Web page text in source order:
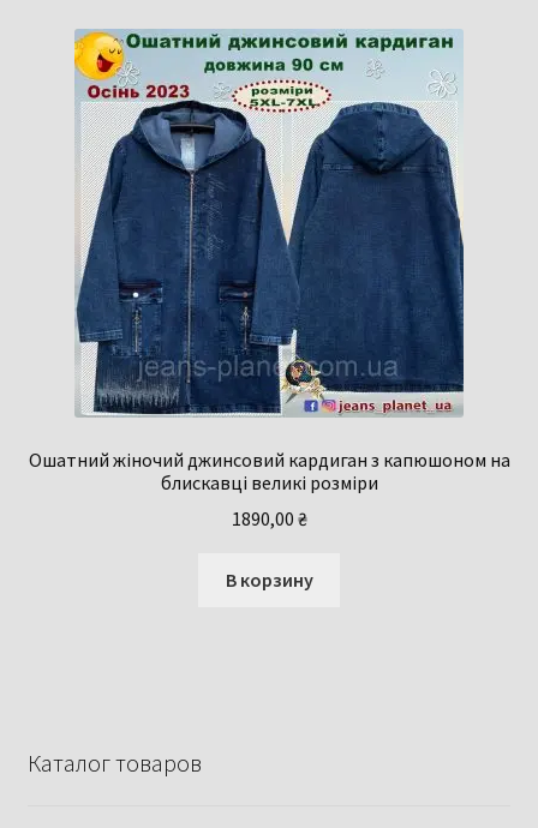
Ошатний жіночий джинсовий кардиган з капюшоном на
блискавці великі розміри
1890,00 ₴
В корзину
Каталог товаров